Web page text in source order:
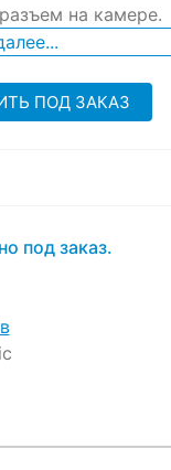
на камере.
ПОД ЗАКАЗ
под заказ.